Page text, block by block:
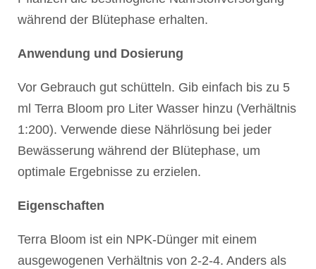
während der Blütephase erhalten.
Anwendung und Dosierung
Vor Gebrauch gut schütteln. Gib einfach bis zu 5
ml Terra Bloom pro Liter Wasser hinzu (Verhältnis
1:200). Verwende diese Nährlösung bei jeder
Bewässerung während der Blütephase, um
optimale Ergebnisse zu erzielen.
Eigenschaften
Terra Bloom ist ein NPK-Dünger mit einem
ausgewogenen Verhältnis von 2-2-4. Anders als